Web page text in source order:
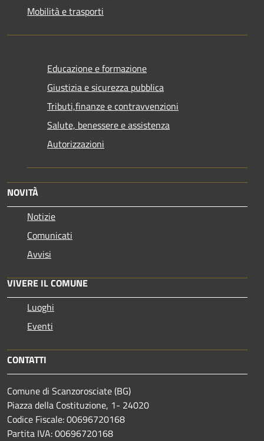
Mobilità e trasporti
Educazione e formazione
Giustizia e sicurezza pubblica
Tributi,finanze e contravvenzioni
Salute, benessere e assistenza
Autorizzazioni
NOVITÀ
Notizie
Comunicati
Avvisi
VIVERE IL COMUNE
Luoghi
Eventi
CONTATTI
Comune di Scanzorosciate (BG)
Piazza della Costituzione, 1- 24020
Codice Fiscale: 00696720168
Partita IVA: 00696720168